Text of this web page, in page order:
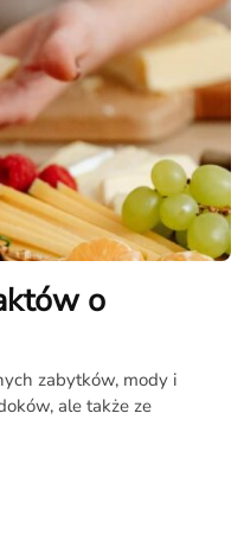
o
zabytków, mody i
ale także ze